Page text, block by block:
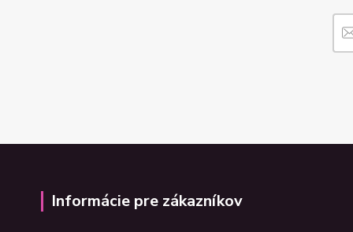
Informácie pre zákazníkov